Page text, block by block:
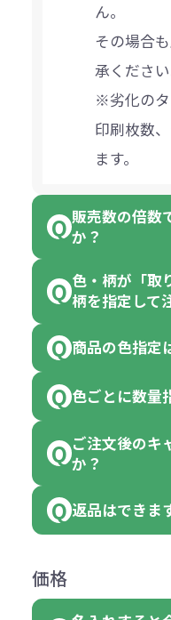
ん。
その場合
承ください
※劣化の
印刷枚数
ます。
販売数の倍数
か？
一部商品
です。
ります。
【例】注
は、100個
可能です。
色・柄が「取
柄を指定して
「色・柄
ている商
ん。
商品の色指定
色指定で
品の詳細
ベルや商
ては色指
れ等分で
色ごとに数量
「選べる
す。
い。
ご注文後のキ
か？
お客様都
がございま
返品はできま
めご了承
価格